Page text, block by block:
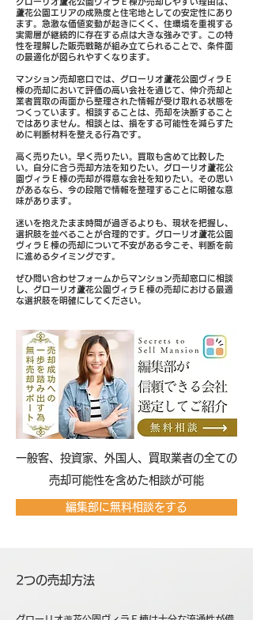
グローリオ蘆花公園ヴィラＥ棟が売却しやすい理由は、
蘆花公園エリアの成熟度と住宅地としての安定性にあり
ます。急激な価値変動が起きにくく、住環境を重視する
実需層が継続的に存在する点は大きな強みです。この特
性を理解した販売戦略が組み立てられることで、条件面
の最適化が図られやすくなります。
マンション売却窓口では、グローリオ蘆花公園ヴィラＥ
棟の売却において評価の高い会社を通じて、仲介売却と
業者買取の両面から整理された情報が受け取れる状態を
つくっています。相談することは、売却を決断すること
ではありません。相談とは、損をする可能性を減らすた
めに判断材料を整える行為です。
高く売りたい。早く売りたい。買取も含めて比較した
い。自分に合う売却方法を知りたい。グローリオ蘆花公
園ヴィラＥ棟の売却が得意な会社を知りたい。その思い
があるなら、今の段階で情報を整理することに明確な意
味があります。
迷いを抱えたまま時間が過ぎるよりも、現状を把握し、
選択肢を並べることが合理的です。グローリオ蘆花公園
ヴィラＥ棟の売却について不安がある今こそ、判断を前
に進めるタイミングです。
ぜひ問い合わせフォームからマンション売却窓口に相談
し、グローリオ蘆花公園ヴィラＥ棟の売却における最適
な選択肢を明確にしてください。
​一般客、投資家、外国人、買取業者の全ての
売却可能性を含めた相談が可能
編集部に無料相談をする
2つの売却方法